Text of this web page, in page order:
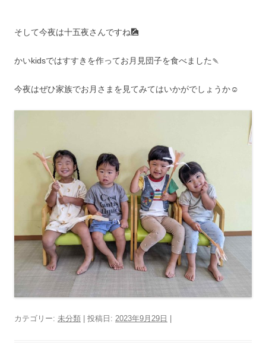
そして今夜は十五夜さんですね🎑
かいkidsではすすきを作ってお月見団子を食べました🍡
今夜はぜひ家族でお月さまを見てみてはいかがでしょうか☺️
カテゴリー: 未分類 | 投稿日: 2023年9月29日